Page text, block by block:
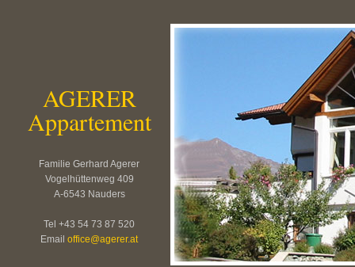
AGERER
Appartement
Familie Gerhard Agerer
Vogelhüttenweg 409
A-6543 Nauders
Tel +43 54 73 87 520
Email office@agerer.at